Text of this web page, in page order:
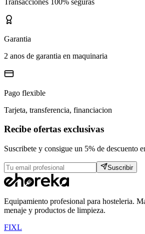
Garantia
2 anos de garantia en maquinaria
Pago flexible
Tarjeta, transferencia, financiacion
Recibe ofertas exclusivas
Suscribete y consigue un 5% de descuento
Suscribir
Equipamiento profesional para hosteleria.
menaje y productos de limpieza.
FIXL